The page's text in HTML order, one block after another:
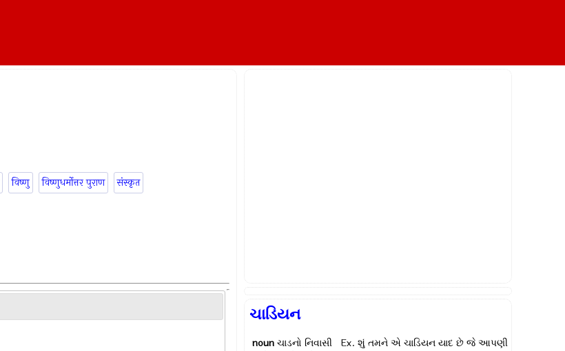
विष्णु विष्णुधर्मोत्तर पुराण संस्कृत
ચાડિયન
nounચાડનો નિવાસી Ex. શું તમને એ ચાડિયન યાદ છે જે આપણી